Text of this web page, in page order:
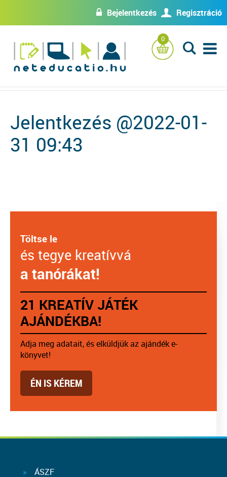
w Bejelentkezés U Regisztráció
0
L
Jelentkezés @2022-01-
31 09:43
Töltse le
és tegye kreatívvá
a tanórákat!
21 KREATÍV JÁTÉK
AJÁNDÉKBA!
Adja meg adatait, és elküldjük az ajándék e-
könyvet!
ÉN IS KÉREM
ÁSZF